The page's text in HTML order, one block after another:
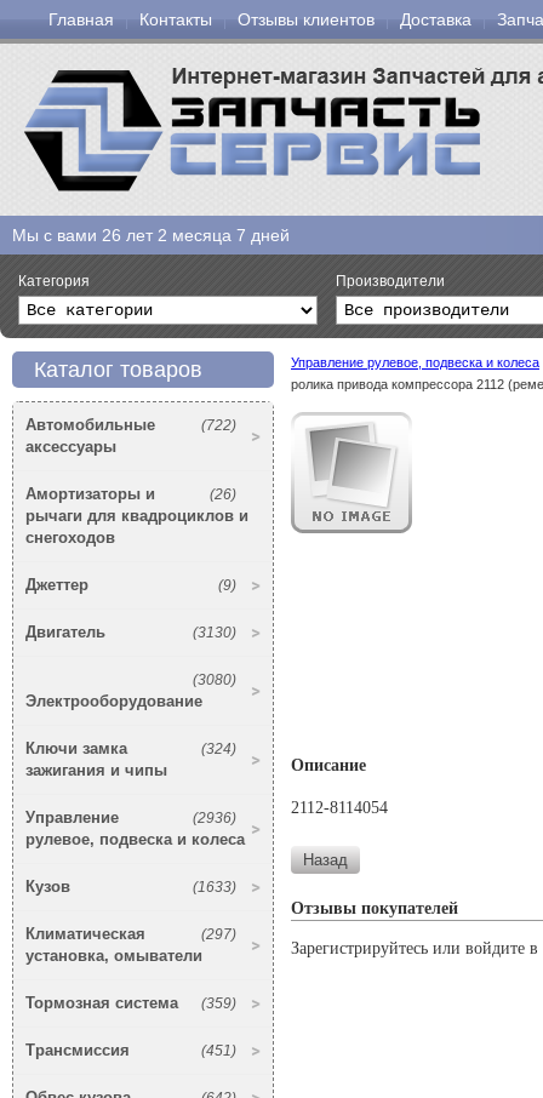
Главная Контакты Отзывы клиентов Доставка
Мы с вами 26 лет 2 месяца 7 дней
Категория Производители
Каталог товаров
(722)
Автомобильные
аксессуары
(26)
Амортизаторы и
рычаги для квадроциклов и
снегоходов
(9)
Джеттер
(3130)
Двигатель
(3080)
Электрооборудование
(324)
Ключи замка
зажигания и чипы
(2936)
Управление
рулевое, подвеска и колеса
(1633)
Кузов
(297)
Климатическая
установка, омыватели
(359)
Тормозная система
(451)
Трансмиссия
Управление рулевое, подвеска и колеса
ролика привода компрессора 2112
Описание
2112-8114054
Отзывы покупателей
Зарегистрируйтесь или войдите